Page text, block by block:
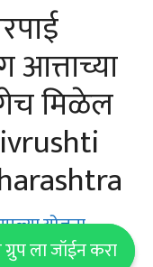
आत्ताच्या
मिळेल
योजना
ला जॉईन करा
ला जॉईन करा